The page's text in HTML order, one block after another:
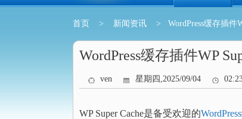
首页 > 新闻资讯 > WordPress缓存插件
WordPress缓存插件WP
ven 星期四,2025/09/04
WP Super Cache是备受欢迎的WordPress